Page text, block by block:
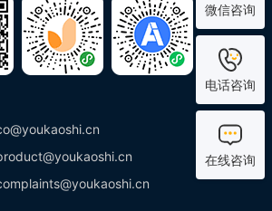
微信咨询
电话咨询
在线咨询